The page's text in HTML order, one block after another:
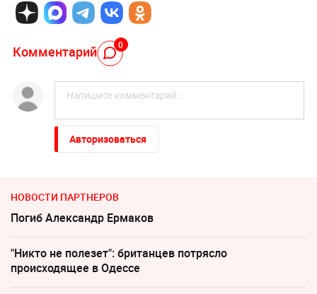
Комментарий 0
Авторизоваться
НОВОСТИ ПАРТНЕРОВ
Погиб Александр Ермаков
"Никто не полезет": британцев потрясло
происходящее в Одессе